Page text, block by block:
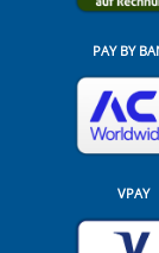
PAY BY
VPAY